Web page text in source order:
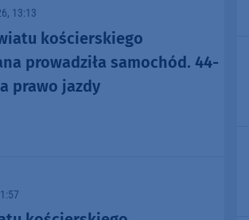
13:13
kościerskiego
prowadziła samochód. 44-
prawo jazdy